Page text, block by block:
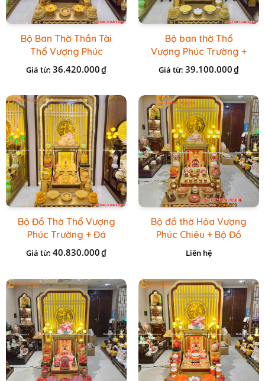
Bộ Ban Thờ Thần Tài
Thổ Vượng Phúc
Trường + Bộ Đồ Sứ
Cao Cấp Gấm Vàng
Giá từ: 36.420.000₫
Bộ ban thờ Thổ
Vượng Phúc Trường +
Đồ Sứ Vàng Đá Cao
Giá từ: 39.100.000₫
Bộ Đồ Thờ Thổ Vượng
Phúc Trường + Đá
Onix Vàng
Giá từ: 40.830.000₫
Bộ đồ thờ Hỏa Vượng
Phúc Chiêu + Bộ Đồ
Thờ Đá Đỏ Bọc Đồng
Cao cấp
Liên hệ